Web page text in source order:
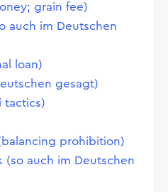
grain fee)
auch im Deutschen
loan)
gesagt)
tactics)
prohibition)
(so auch im Deutschen